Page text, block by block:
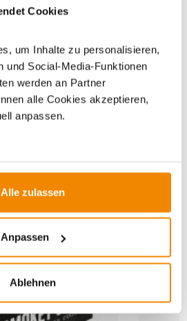
Cookies
um Inhalte zu personalisieren,
und Social-Media-Funktionen
werden an Partner
alle Cookies akzeptieren,
anpassen.
Alle zulassen
Anpassen
Ablehnen
unter:Grillzubehör